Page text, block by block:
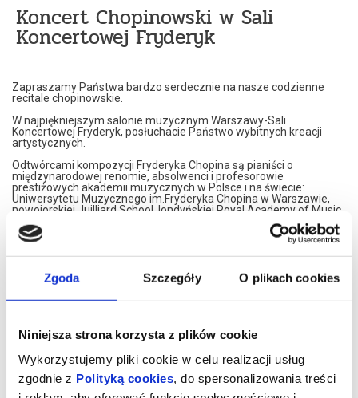
Zgoda Szczegóły O plikach cookies
Niniejsza strona korzysta z plików cookie
Wykorzystujemy pliki cookie w celu realizacji usług
zgodnie z Polityką cookies, do spersonalizowania treści
Koncert Chopinowski w Sali
Koncertowej Fryderyk
Zapraszamy Państwa bardzo serdecznie na nasze codzienne
recitale chopinowskie.
W najpiękniejszym salonie muzycznym Warszawy-Sali
Koncertowej Fryderyk, posłuchacie Państwo wybitnych kreacji
artystycznych.
Odtwórcami kompozycji Fryderyka Chopina są pianiści o
międzynarodowej renomie, absolwenci i profesorowie
prestiżowych akademii muzycznych w Polsce i na świecie:
Uniwersytetu Muzycznego im.Fryderyka Chopina w Warszawie,
nowojorskiej Juilliard School, londyńskiej Royal Academy of Music,
Konserwatorium w Moskwie czy francuskiego Conservatoire de
Paris.
Nasi artyści przedstawiają własne interpretacje utworów
Jego kompozycje.
Artyści graja na znakomitym, koncertowym fortepianie Steinway,
Koncerty maja formę XIX spotkań muzycznych. Wnętrze,
inspirowane jest XIX wiekiem, stąd eleganckie, kryształowe
żyrandole i stylowe dodatki XIX wiecznych designerów. Sala
Koncertowa Fryderyk została uznana za najpiękniejszą sale
kameralną w Warszawie.